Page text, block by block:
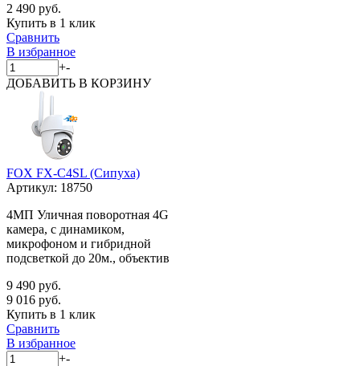
2 490 руб.
Купить в 1 клик
Сравнить
В избранное
+-
ДОБАВИТЬ В КОРЗИНУ
FOX FX-C4SL (Сипуха)
Артикул: 18750
4МП Уличная поворотная 4G
камера, с динамиком,
микрофоном и гибридной
подсветкой до 20м., объектив
9 490 руб.
9 016 руб.
Купить в 1 клик
Сравнить
В избранное
+-